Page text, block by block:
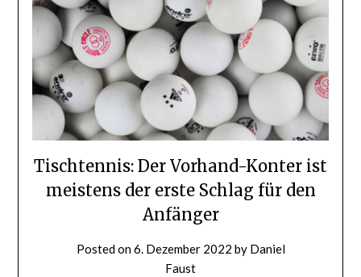
Tischtennis: Der Vorhand-Konter ist
meistens der erste Schlag für den
Anfänger
Posted on6. Dezember 2022 by Daniel
Faust